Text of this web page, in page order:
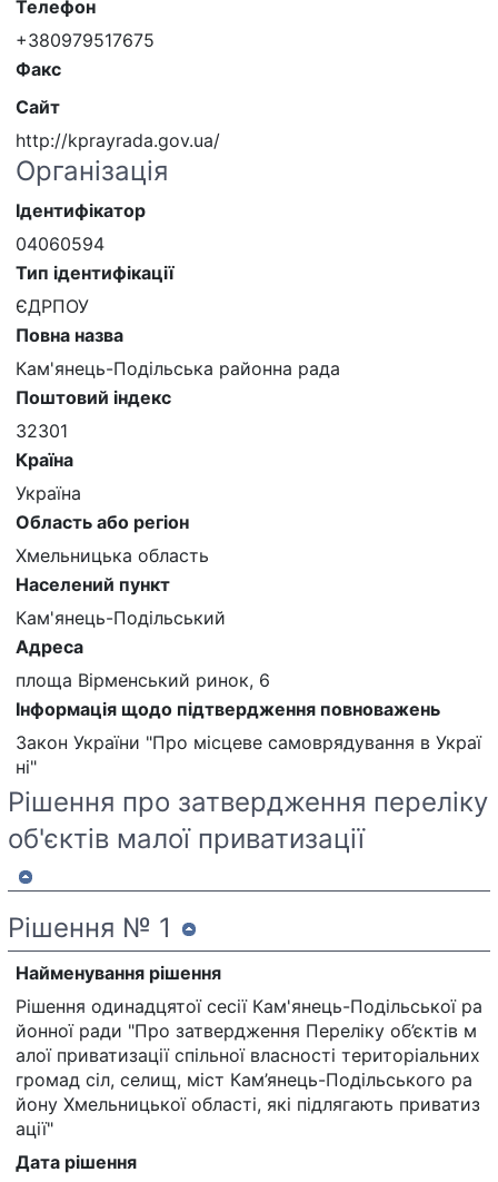
Телефон
+380979517675
Факс
Сайт
http://kprayrada.gov.ua/
Організація
Ідентифікатор
04060594
Тип ідентифікації
ЄДРПОУ
Повна назва
Кам'янець-Подільська районна рада
Поштовий індекс
32301
Країна
Україна
Область або регіон
Хмельницька область
Населений пункт
Кам'янець-Подільський
Адреса
площа Вірменський ринок, 6
Інформація щодо підтвердження повноважень
Закон України "Про місцеве самоврядування в Украї
ні"
Рішення про затвердження переліку
об'єктів малої приватизації
Рішення № 1
Найменування рішення
Рішення одинадцятої сесії Кам'янець-Подільської ра
йонної ради "Про затвердження Переліку об’єктів м
алої приватизації спільної власності територіальних
громад сіл, селищ, міст Кам’янець-Подільського ра
йону Хмельницької області, які підлягають приватиз
ації"
Дата рішення